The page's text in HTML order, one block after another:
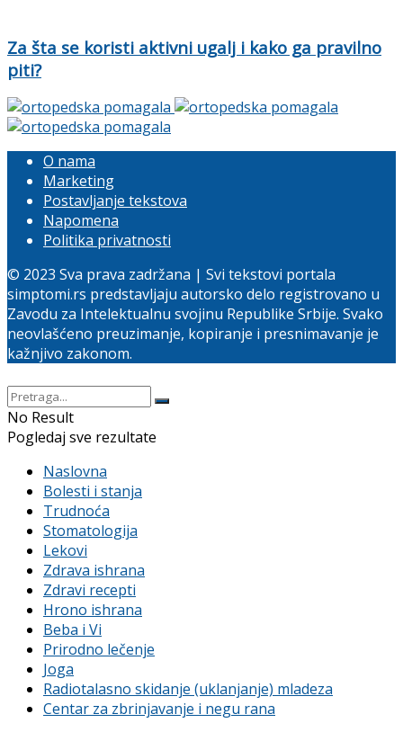
Za šta se koristi aktivni ugalj i kako ga pravilno
piti?
O nama
Marketing
Postavljanje tekstova
Napomena
Politika privatnosti
© 2023 Sva prava zadržana | Svi tekstovi portala
simptomi.rs predstavljaju autorsko delo registrovano u
Zavodu za Intelektualnu svojinu Republike Srbije. Svako
neovlašćeno preuzimanje, kopiranje i presnimavanje je
kažnjivo zakonom.
No Result
Pogledaj sve rezultate
Naslovna
Bolesti i stanja
Trudnoća
Stomatologija
Lekovi
Zdrava ishrana
Zdravi recepti
Hrono ishrana
Beba i Vi
Prirodno lečenje
Joga
Radiotalasno skidanje (uklanjanje) mladeza
Centar za zbrinjavanje i negu rana